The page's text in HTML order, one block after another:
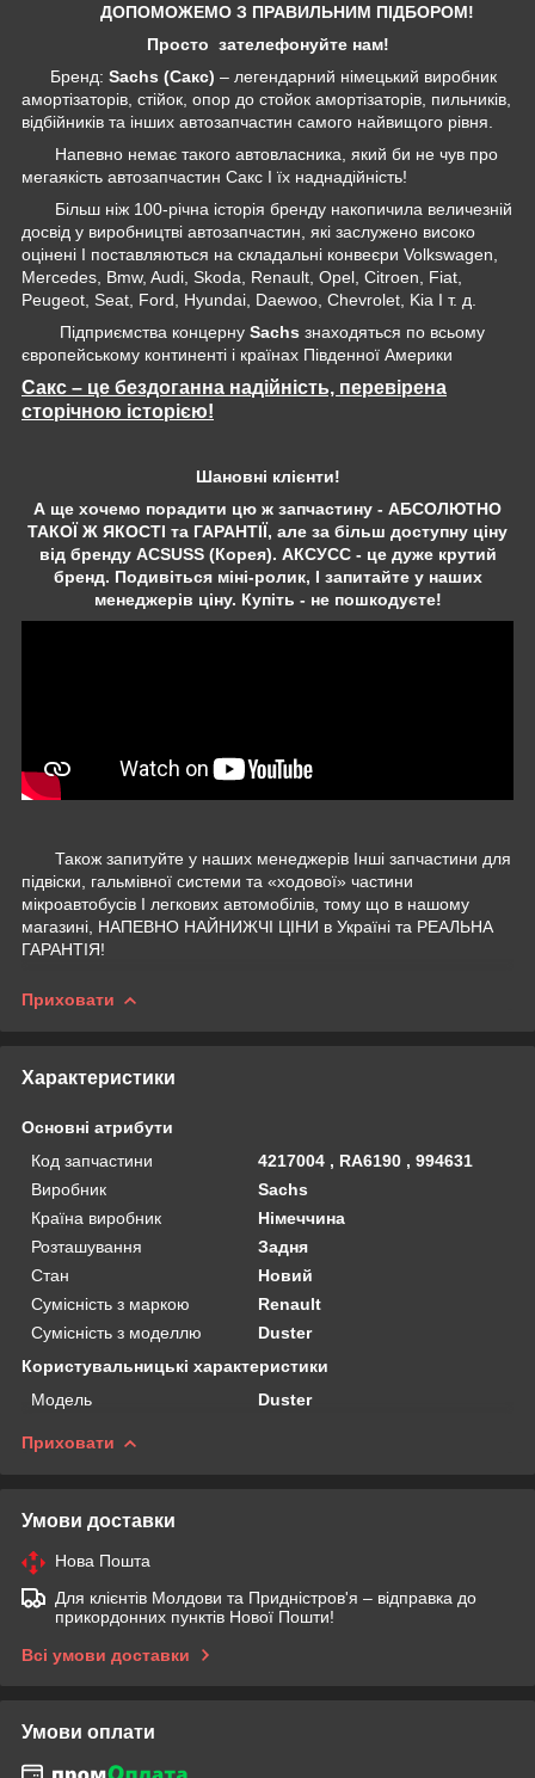
ДОПОМОЖЕМО З ПРАВИЛЬНИМ ПІДБОРОМ!
Просто зателефонуйте нам!
Бренд: Sachs (Сакс) – легендарний німецький виробник
амортізаторів, стійок, опор до стойок амортізаторів, пильників,
відбійників та інших автозапчастин самого найвищого рівня.
Напевно немає такого автовласника, який би не чув про
мегаякість автозапчастин Сакс І їх наднадійність!
Більш ніж 100-річна історія бренду накопичила величезній
досвід у виробництві автозапчастин, які заслужено високо
оцінені І поставляються на складальні конвеєри Volkswagen,
Mercedes, Bmw, Audi, Skoda, Renault, Opel, Citroen, Fiat,
Peugeot, Seat, Ford, Hyundai, Daewoo, Chevrolet, Kia І т. д.
Підприємства концерну Sachs знаходяться по всьому
європейському континенті і країнах Південної Америки
Сакс – це бездоганна надійність, перевірена
сторічною історією!
Шановні клієнти!
А ще хочемо порадити цю ж запчастину - АБСОЛЮТНО
ТАКОЇ Ж ЯКОСТІ та ГАРАНТІЇ, але за більш доступну ціну
від бренду ACSUSS (Корея). АКСУСС - це дуже крутий
бренд. Подивіться міні-ролик, І запитайте у наших
менеджерів ціну. Купіть - не пошкодуєте!
Також запитуйте у наших менеджерів Інші запчастини для
підвіски, гальмівної системи та «ходової» частини
мікроавтобусів І легкових автомобілів, тому що в нашому
магазині, НАПЕВНО НАЙНИЖЧІ ЦІНИ в Україні та РЕАЛЬНА
ГАРАНТІЯ!
Приховати
Характеристики
Основні атрибути
Код запчастини
4217004 , RA6190 , 994631
Виробник
Sachs
Країна виробник
Німеччина
Розташування
Задня
Стан
Новий
Сумісність з маркою
Renault
Сумісність з моделлю
Duster
Користувальницькі характеристики
Мoдель
Duster
Приховати
Умови доставки
Нова Пошта
Для клієнтів Молдови та Придністров'я – відправка до
прикордонних пунктів Нової Пошти!
Всі умови доставки
Умови оплати